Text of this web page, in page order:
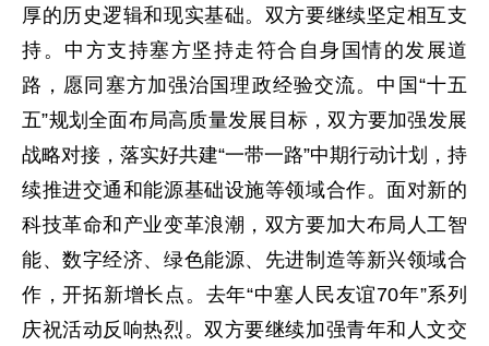
厚的历史逻辑和现实基础。双方要继续坚定相互支
持。中方支持塞方坚持走符合自身国情的发展道
路，愿同塞方加强治国理政经验交流。中国“十五
五”规划全面布局高质量发展目标，双方要加强发展
战略对接，落实好共建“一带一路”中期行动计划，持
续推进交通和能源基础设施等领域合作。面对新的
科技革命和产业变革浪潮，双方要加大布局人工智
能、数字经济、绿色能源、先进制造等新兴领域合
作，开拓新增长点。去年“中塞人民友谊70年”系列
庆祝活动反响热烈。双方要继续加强青年和人文交